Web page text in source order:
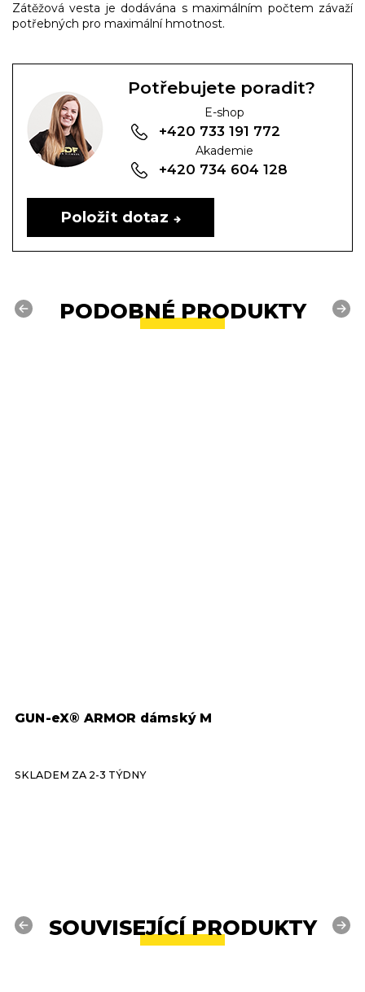
Zátěžová vesta je dodávána s maximálním počtem závaží
potřebných pro maximální hmotnost.
Potřebujete poradit?
E-shop
+420 733 191 772
Akademie
+420 734 604 128
Položit dotaz
PODOBNÉ PRODUKTY
Previous
GUN-eX® ARMOR dámský M
SKLADEM ZA 2-3 TÝDNY
Next
SOUVISEJÍCÍ PRODUKTY
Previous Next